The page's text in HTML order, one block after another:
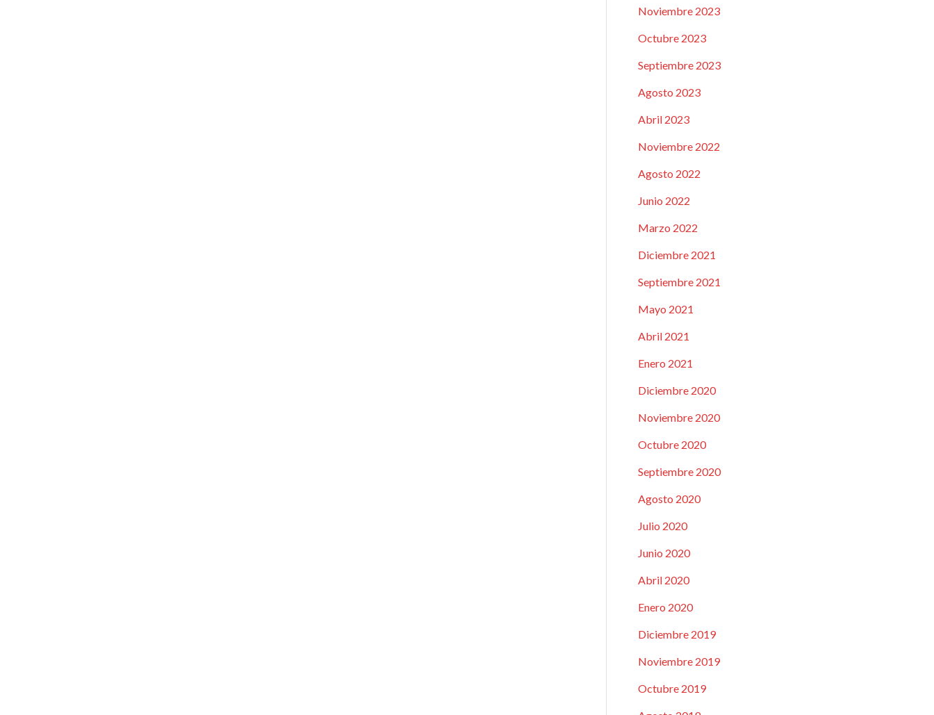
Noviembre 2023
Octubre 2023
Septiembre 2023
Agosto 2023
Abril 2023
Noviembre 2022
Agosto 2022
Junio 2022
Marzo 2022
Diciembre 2021
Septiembre 2021
Mayo 2021
Abril 2021
Enero 2021
Diciembre 2020
Noviembre 2020
Octubre 2020
Septiembre 2020
Agosto 2020
Julio 2020
Junio 2020
Abril 2020
Enero 2020
Diciembre 2019
Noviembre 2019
Octubre 2019